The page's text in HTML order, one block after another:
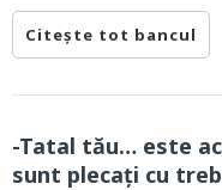
Citește tot bancul
-Tatal tău… este
sunt plecați cu